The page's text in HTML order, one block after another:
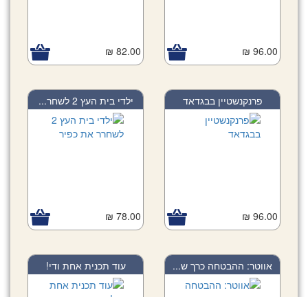
96.00 ₪
82.00 ₪
פרנקנשטיין בבגדאד
96.00 ₪
ילדי בית העץ 2 לשחר...
78.00 ₪
אווטר: ההבטחה כרך ש... עוד תכנית אחת ודי!